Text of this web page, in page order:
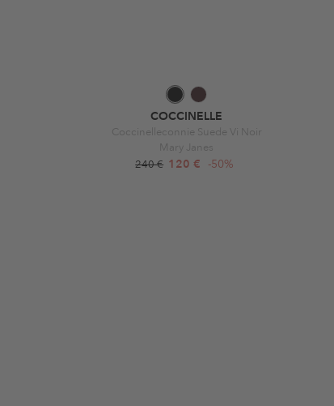
COCCINELLE
Coccinelleconnie Suede Vi Noir
Mary Janes
240 € 120 € -50%